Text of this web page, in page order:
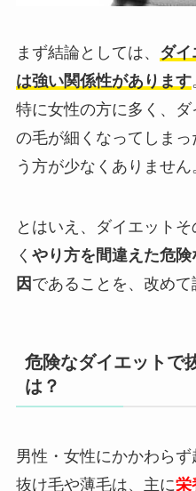
まず結論としては、 ダイ
は強い関係性があります
特に女性の方に多く、
の毛が細くなってしま
う方が少なくありません
とはいえ、ダイエット
く やり方を間違えた危
因 であることを、改めて
危険なダイエットで
は？
男性・女性にかかわら
抜け毛や薄毛は、主に栄